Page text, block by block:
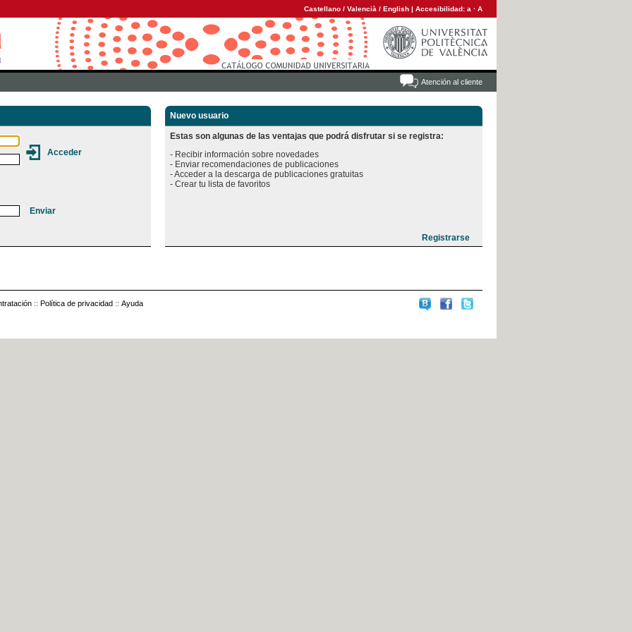
Castellano / Valencià / English | Accesibilidad: a · A
Atención al cliente
Nuevo usuario
Estas son algunas de las ventajas que podrá disfrutar si se registra:
- Recibir información sobre novedades
- Enviar recomendaciones de publicaciones
- Acceder a la descarga de publicaciones gratuitas
:: Política de privacidad :: Ayuda